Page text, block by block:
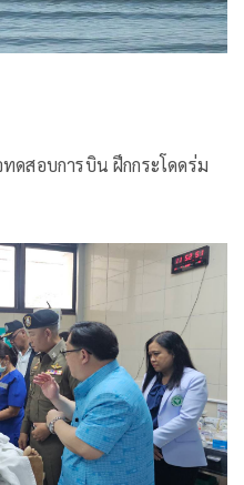
ดสอบการบิน ฝึกกระโดดร่ม